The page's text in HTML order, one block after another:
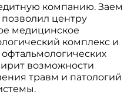
компанию. Заем
центру
медицинское
комплекс и
возможности
травм и патологий